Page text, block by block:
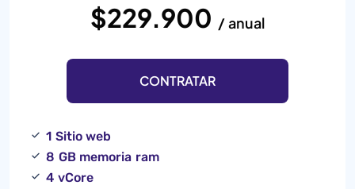
$229.900 / anual
CONTRATAR
1 Sitio web
8 GB memoria ram
4 vCore